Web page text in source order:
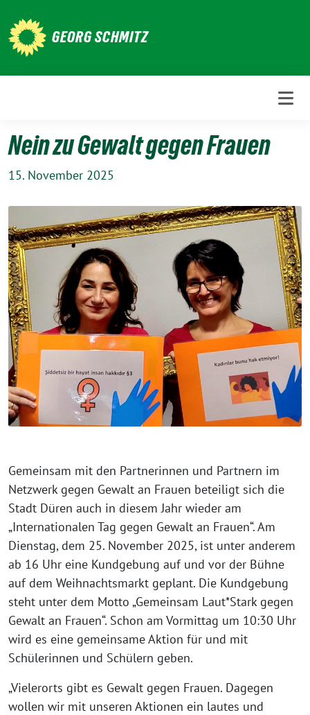
zum
Inhalt
GEORG SCHMITZ
Nein zu Gewalt gegen Frauen
15. November 2025
Gemeinsam mit den Partnerinnen und Partnern im
Netzwerk gegen Gewalt an Frauen beteiligt sich die
Stadt Düren auch in diesem Jahr wieder am
„Internationalen Tag gegen Gewalt an Frauen“. Am
Dienstag, dem 25. November 2025, ist unter anderem
ab 16 Uhr eine Kundgebung auf und vor der Bühne
auf dem Weihnachtsmarkt geplant. Die Kundgebung
steht unter dem Motto „Gemeinsam Laut*Stark gegen
Gewalt an Frauen“. Schon am Vormittag um 10:30 Uhr
wird es eine gemeinsame Aktion für und mit
Schülerinnen und Schülern geben.
„Vielerorts gibt es Gewalt gegen Frauen. Dagegen
wollen wir mit unseren Aktionen ein lautes und